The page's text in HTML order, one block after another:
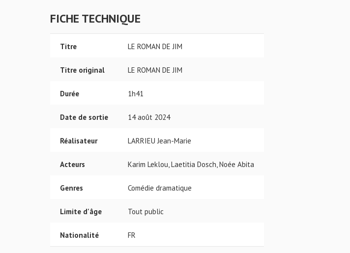
FICHE TECHNIQUE
Titre LE ROMAN DE JIM
Titre original LE ROMAN DE JIM
Durée 1h41
Date de sortie 14 août 2024
Réalisateur LARRIEU Jean-Marie
Acteurs Karim Leklou, Laetitia Dosch, Noée Abita
Genres Comédie dramatique
Limite d'âge Tout public
Nationalité FR